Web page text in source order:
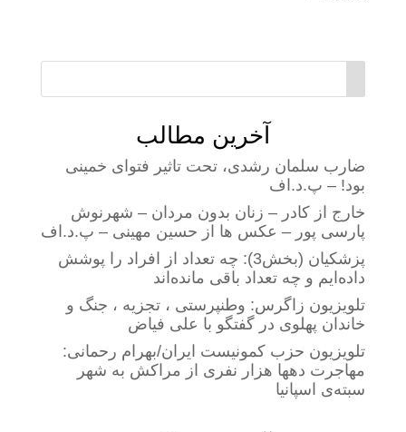
آخرین مطالب
ضارب سلمان رشدی، تحت تاثیر فتوای خمینی
بود! – پ.د.اف
خارج از کادر – زنان بدون مردان – شهرنوش
پارسی پور – عکس ها از حسین مهینی – پ.د.اف
پزشکیان (بخش3): چه تعداد از افراد را پوشش
داده‌ایم و چه تعداد باقی مانده‌اند
تلویزیون زاگرس: وطنپرستی ، تجزیه ، جنگ و
خاندان پهلوی در گفتگو با علی فیاض
تلویزیون حزب کمونیست ایران/بهرام رحمانی:
مهاجرت دهها هزار نفری از مراکش به شهر
سبته‌ی اسپانیا